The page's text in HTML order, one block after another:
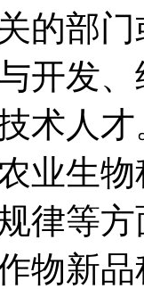
的部
开发
技术人
业生
律等
物新